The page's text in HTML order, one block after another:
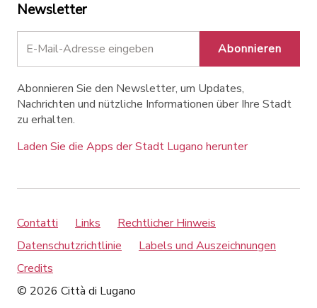
Newsletter
Abonnieren
Abonnieren Sie den Newsletter, um Updates,
Nachrichten und nützliche Informationen über Ihre Stadt
zu erhalten.
Laden Sie die Apps der Stadt Lugano herunter
Contatti Links
Rechtlicher Hinweis
Datenschutzrichtlinie
Labels und Auszeichnungen
Credits
© 2026 Città di Lugano